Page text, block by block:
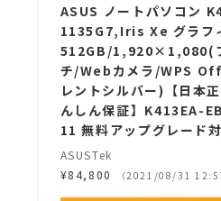
ASUS ノートパソコン
1135G7,Iris Xe グラフ
512GB/1,920×1,080(
チ/Webカメラ/WPS
レントシルバー)【日本
んしん保証】K413EA-
11 無料アップグレード対
ASUSTek
¥84,800
（2021/08/31